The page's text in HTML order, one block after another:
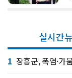
실시간
1 장흥군, 폭염·가